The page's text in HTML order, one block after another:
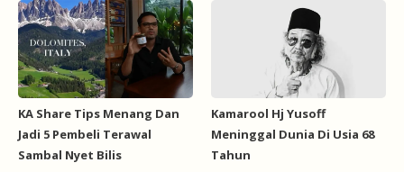
KA Share Tips Menang Dan
Jadi 5 Pembeli Terawal
Sambal Nyet Bilis
Kamarool Hj Yusoff
Meninggal Dunia Di Usia 68
Tahun